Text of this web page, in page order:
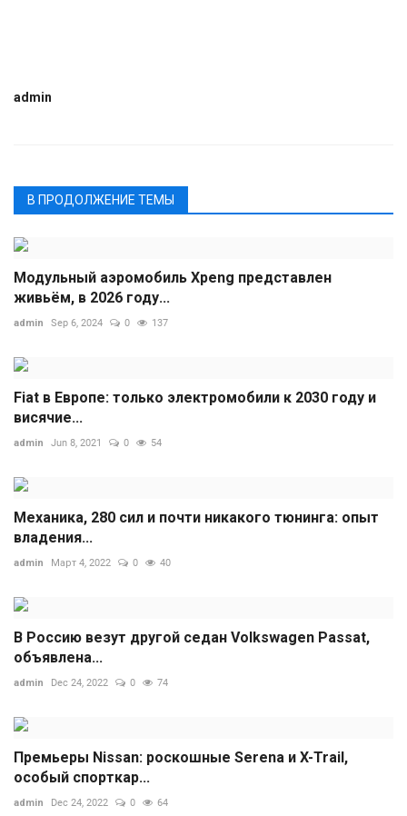
admin
В ПРОДОЛЖЕНИЕ ТЕМЫ
Модульный аэромобиль Xpeng представлен
живьём, в 2026 году...
admin Sep 6, 2024 0 137
Fiat в Европе: только электромобили к 2030 году и
висячие...
admin Jun 8, 2021 0 54
Механика, 280 сил и почти никакого тюнинга: опыт
владения...
admin Март 4, 2022 0 40
В Россию везут другой седан Volkswagen Passat,
объявлена...
admin Dec 24, 2022 0 74
Премьеры Nissan: роскошные Serena и X-Trail,
особый спорткар...
admin Dec 24, 2022 0 64